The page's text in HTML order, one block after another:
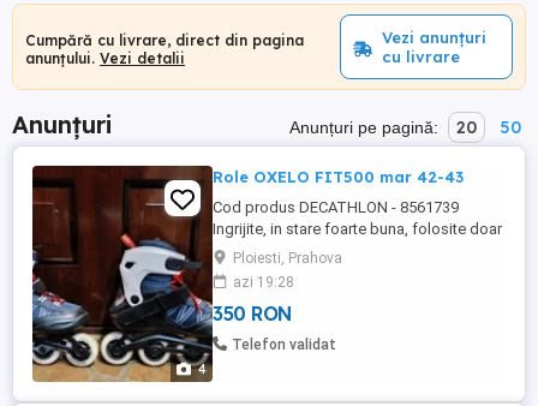
Cumpără cu livrare, direct din pagina
anunțului. Vezi detalii
Vezi anunțuri
cu livrare
Anunțuri Anunțuri pe pagină: 20 50
4
Role OXELO FIT500 mar 42-43
Cod produs DECATHLON - 8561739
Ingrijite, in stare foarte buna, folosite doar
o vara. Gheată interioară din mesh 3D,
pentru confort și limitarea umidității.
Spumă, pentru confort și amortizare la
nivelul călcâiului, pentru o deplasare
plăcută. Cuff-ul (partea lungă a ghetei
Ploiesti, Prahova
azi 19:28
350 RON
Telefon validat